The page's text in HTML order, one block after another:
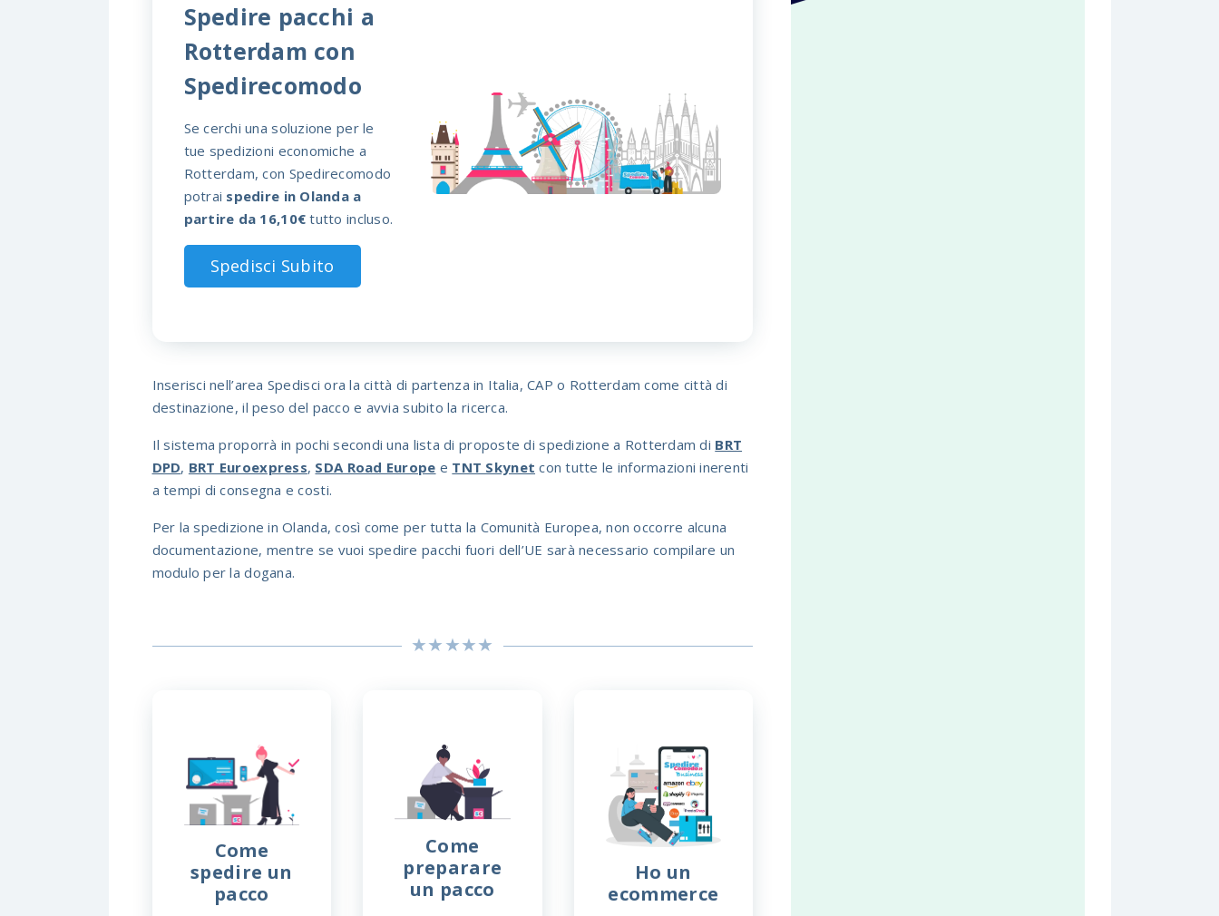
Spedire pacchi a
Rotterdam con
Spedirecomodo
Se cerchi una soluzione per le
tue spedizioni economiche a
Rotterdam, con Spedirecomodo
potrai spedire in Olanda a
partire da 16,10€tutto incluso.
Spedisci Subito
Inserisci nell’area Spedisci ora la città di partenza in Italia, CAP o Rotterdam come città di
destinazione, il peso del pacco e avvia subito la ricerca.
Il sistema proporrà in pochi secondi una lista di proposte di spedizione a Rotterdam di BRT
DPD, BRT Euroexpress, SDA Road Europe e TNT Skynet con tutte le informazioni inerenti
a tempi di consegna e costi.
Per la spedizione in Olanda, così come per tutta la Comunità Europea, non occorre alcuna
documentazione, mentre se vuoi spedire pacchi fuori dell’UE sarà necessario compilare un
modulo per la dogana.
Come
spedire un
pacco
Come
preparare
un pacco
Ho un
ecommerce